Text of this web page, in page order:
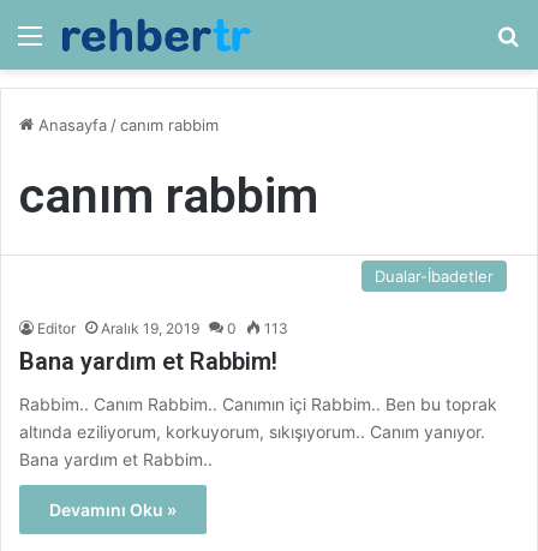
Menü
Anasayfa /canım rabbim
canım rabbim
Dualar-İbadetler
Editor Aralık 19, 2019 0 113
Bana yardım et Rabbim!
Rabbim.. Canım Rabbim.. Canımın içi Rabbim.. Ben bu toprak
altında eziliyorum, korkuyorum, sıkışıyorum.. Canım yanıyor.
Bana yardım et Rabbim..
Devamını Oku »